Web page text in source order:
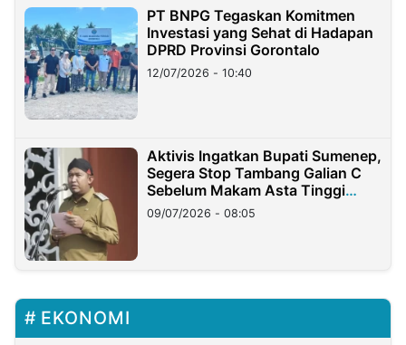
PT BNPG Tegaskan Komitmen
Investasi yang Sehat di Hadapan
DPRD Provinsi Gorontalo
12/07/2026 - 10:40
Aktivis Ingatkan Bupati Sumenep,
Segera Stop Tambang Galian C
Sebelum Makam Asta Tinggi
Longsor
09/07/2026 - 08:05
EKONOMI